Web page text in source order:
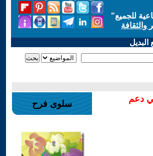
للجميع"
والثقافة
دعم
سلوى فرح